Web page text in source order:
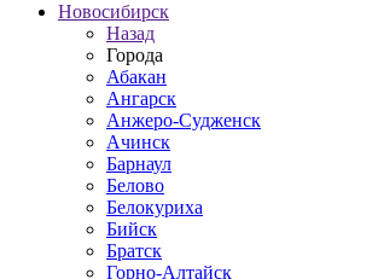
Новосибирск
Назад
Города
Абакан
Ангарск
Анжеро-Судженск
Ачинск
Барнаул
Белово
Белокуриха
Бийск
Братск
Горно-Алтайск